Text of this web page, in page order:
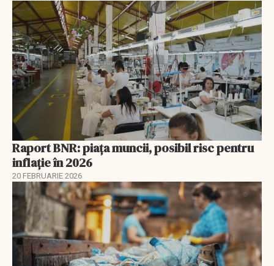
Raport BNR: piața muncii, posibil risc pentru
inflație în 2026
20 FEBRUARIE 2026